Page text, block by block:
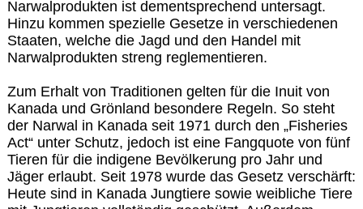
Narwalprodukten ist dementsprechend untersagt.
Hinzu kommen spezielle Gesetze in verschiedenen
Staaten, welche die Jagd und den Handel mit
Narwalprodukten streng reglementieren.
Zum Erhalt von Traditionen gelten für die Inuit von
Kanada und Grönland besondere Regeln. So steht
der Narwal in Kanada seit 1971 durch den „Fisheries
Act“ unter Schutz, jedoch ist eine Fangquote von fünf
Tieren für die indigene Bevölkerung pro Jahr und
Jäger erlaubt. Seit 1978 wurde das Gesetz verschärft:
Heute sind in Kanada Jungtiere sowie weibliche Tiere